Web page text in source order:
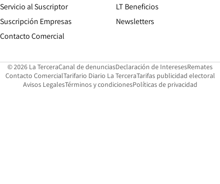
Servicio al Suscriptor
Suscripción Empresas
Contacto ComercialOpens in new window
LT Beneficios
Newsletters
© 2026 La TerceraCanal de denunciasOpens in new window
Declaración de InteresesOpens in
Remates
Contacto ComercialOpens in new window
Tarifario Diario La TerceraOpens in new window
Tarifas publicidad electoral
Avisos LegalesOpens in new window
Términos y condicionesPolíticas de privacidad